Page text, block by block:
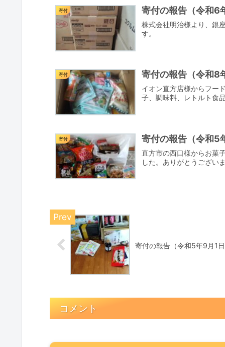
寄付 寄付の報告（令和6
株式会社明治様より、銀
す。
寄付 寄付の報告（令和8
イオン直方店様からフー
子、調味料、レトルト食
寄付 寄付の報告（令和5
直方市の西口様からお菓
した。ありがとうござい
寄付の報告（令和5年9月1
コメント